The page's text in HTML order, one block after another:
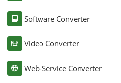
Software Converter
Video Converter
Web-Service Converter